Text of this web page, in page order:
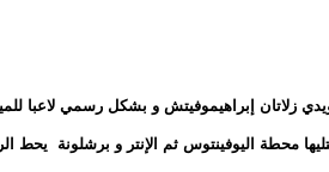
زلاتان إبراهيموفيتش و بشكل رسمي لاعبا
محطة اليوفينتوس ثم الإنتر و برشلونة يحط